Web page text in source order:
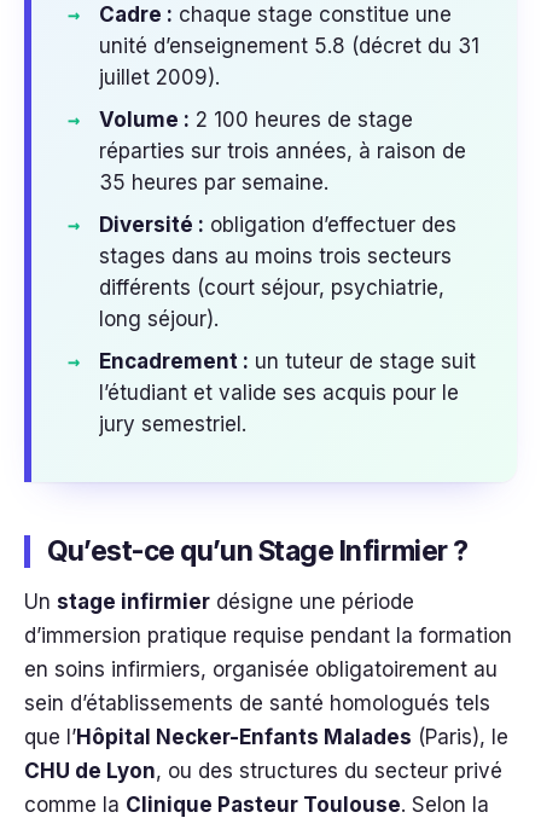
Cadre : chaque stage constitue une
unité d’enseignement 5.8 (décret du 31
juillet 2009).
Volume : 2 100 heures de stage
réparties sur trois années, à raison de
35 heures par semaine.
Diversité : obligation d’effectuer des
stages dans au moins trois secteurs
différents (court séjour, psychiatrie,
long séjour).
Encadrement : un tuteur de stage suit
l’étudiant et valide ses acquis pour le
jury semestriel.
Qu’est-ce qu’un Stage Infirmier ?
Un stage infirmier désigne une période
d’immersion pratique requise pendant la formation
en soins infirmiers, organisée obligatoirement au
sein d’établissements de santé homologués tels
que l’Hôpital Necker-Enfants Malades (Paris), le
CHU de Lyon, ou des structures du secteur privé
comme la Clinique Pasteur Toulouse. Selon la